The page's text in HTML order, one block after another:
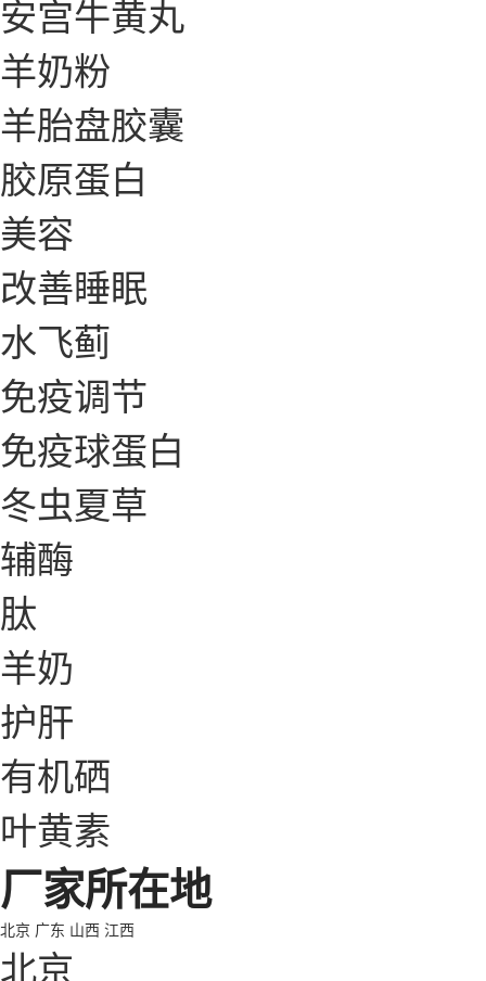
安宫牛黄丸
羊奶粉
羊胎盘胶囊
胶原蛋白
美容
改善睡眠
水飞蓟
免疫调节
免疫球蛋白
冬虫夏草
辅酶
肽
羊奶
护肝
有机硒
叶黄素
厂家所在地
北京 广东 山西 江西
北京